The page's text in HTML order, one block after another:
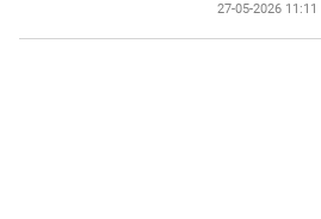
27-05-2026 11:11